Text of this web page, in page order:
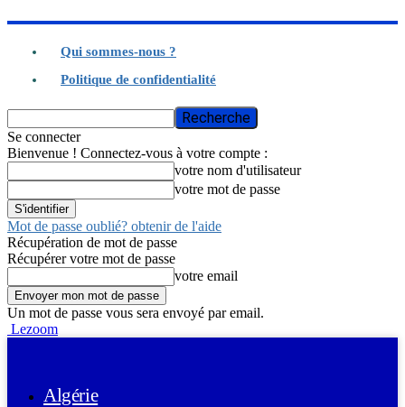
Qui sommes-nous ?
Politique de confidentialité
Se connecter
Bienvenue ! Connectez-vous à votre compte :
votre nom d'utilisateur
votre mot de passe
Mot de passe oublié? obtenir de l'aide
Récupération de mot de passe
Récupérer votre mot de passe
votre email
Un mot de passe vous sera envoyé par email.
Lezoom
Algérie